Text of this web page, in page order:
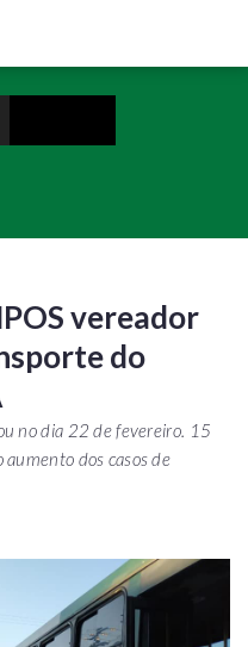
vereador
do
no dia 22 de fevereiro. 15
aumento dos casos de